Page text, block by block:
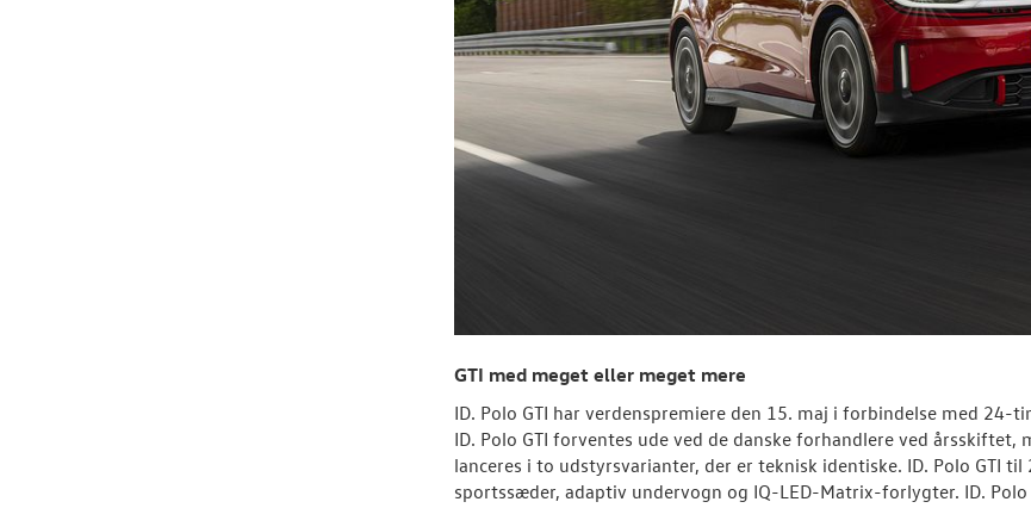
GTI med meget eller meget mere
ID. Polo GTI har verdenspremiere den 15. maj i forbindelse med
ID. Polo GTI forventes ude ved de danske forhandlere ved årsskiftet,
lanceres i to udstyrsvarianter, der er teknisk identiske. ID. Polo GTI
sportssæder, adaptiv undervogn og IQ-LED-Matrix-forlygter. ID.